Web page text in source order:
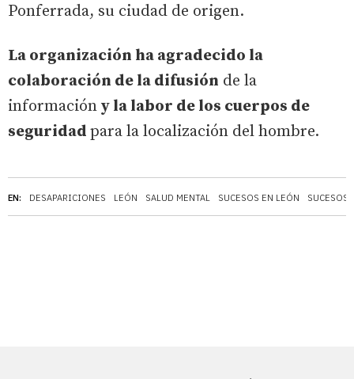
EN: DESAPARICIONES LEÓN SALUD MENTAL SUCESOS EN LEÓN SUCESOS
Ponferrada, su ciudad de origen.
La organización ha agradecido la
colaboración de la difusión de la
información y la labor de los cuerpos de
seguridad para la localización del hombre.